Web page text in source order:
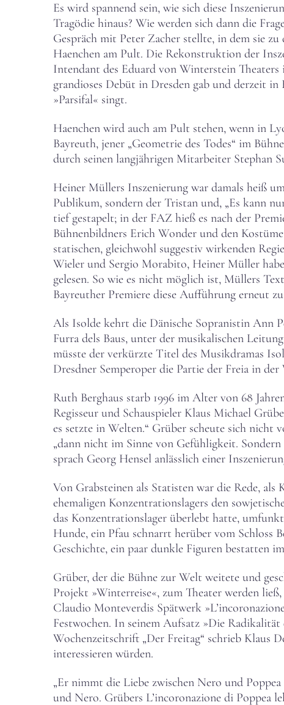
Es wird spannend sein, wie sich diese
Tragödie hinaus? Wie werden sich dann die
Gespräch mit Peter Zacher stellte, in dem sie
Haenchen am Pult. Die Rekonstruktion der
Intendant des Eduard von Winterstein
grandioses Debüt in Dresden gab und derzeit
»Parsifal« singt.
Haenchen wird auch am Pult stehen, wenn in
Bayreuth, jener „Geometrie des Todes“ im
durch seinen langjährigen Mitarbeiter Stephan
Heiner Müllers Inszenierung war damals heiß
Publikum, sondern der Tristan und, „Es kann
tief gestapelt; in der FAZ hieß es nach der
Bühnenbildners Erich Wonder und den
statischen, gleichwohl suggestiv wirkenden
Wieler und Sergio Morabito, Heiner Müller
gelesen. So wie es nicht möglich ist, Müllers
Bayreuther Premiere diese Aufführung erneut
Als Isolde kehrt die Dänische Sopranistin Ann
Furra dels Baus, unter der musikalischen
müsste der verkürzte Titel des Musikdramas
Dresdner Semperoper die Partie der Freia in
Ruth Berghaus starb 1996 im Alter von 68
Regisseur und Schauspieler Klaus Michael
es setzte in Welten.“ Grüber scheute sich nicht
„dann nicht im Sinne von Gefühligkeit. Sondern
sprach Georg Hensel anlässlich einer
Von Grabsteinen als Statisten war die Rede,
ehemaligen Konzentrationslagers den
das Konzentrationslager überlebt hatte,
Hunde, ein Pfau schnarrt herüber vom Schloss
Geschichte, ein paar dunkle Figuren bestatten
Grüber, der die Bühne zur Welt weitete und
Projekt »Winterreise«, zum Theater werden
Claudio Monteverdis Spätwerk
Festwochen. In seinem Aufsatz »Die
Wochenzeitschrift „Der Freitag“ schrieb Klaus
interessieren würden.
„Er nimmt die Liebe zwischen Nero und
und Nero. Grübers L’incoronazione di Poppea